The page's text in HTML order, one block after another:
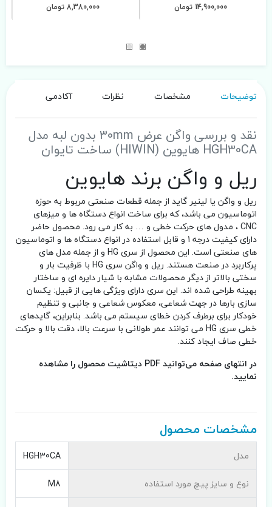
14,900,000 تومان 8,380,000 تومان
توضیحات مشخصات نظرات آکادمی
نقد و بررسی واگن عرض 30mm بدون لبه مدل
HGH30CA هایوین (HIWIN) ساخت تایوان
ریل و واگن برند هایوین
ریل و واگن یا لینیر گاید از جمله قطعات صنعتی مربوط به حوزه
اتوماسیون می باشد، که برای ساخت انواع دستگاه ها و میزهای
CNC ، مدول های حرکت خطی و … به کار می رود. محصول حاضر
دارای کیفیت درجه 1 و قابل استفاده در انواع دستگاه ها و اتوماسیون
های صنعتی است. این محصول از سری HG و از جمله مدل های
پرکاربرد در صنعت هستند. ریل و واگن سری HG با ظرفیت بار و
سختی بالاتر از دیگر محصولات مشابه با شیار دایره ای و ساختار
بهینه طراحی شده اند. این سری دارای ویژگی هایی از قبیل: یکسان
سازی بارها در جهت شعاعی، معکوس شعاعی و جانبی و تنظیم
خودکار برای برطرف کردن خطای سیستم می باشد. بنابراین، گایدهای
خطی سری HG می توانند عمر طولانی با سرعت بالا، دقت بالا و حرکت
خطی صاف ایجاد کنند.
در انتهای صفحه می‌توانید PDF دیتاشیت محصول را مشاهده
نمایید.
مشخصات محصول
مدل
HGH30CA
نوع و سایز پیچ مورد استفاده
M8